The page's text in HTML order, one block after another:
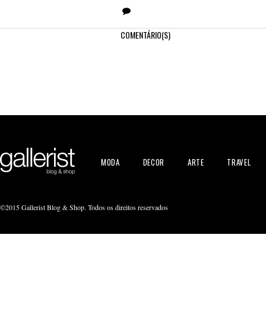
COMENTÁRIO(S)
MODA DECOR ARTE TRAVEL
©2015 Gallerist Blog & Shop. Todos os direitos reservados